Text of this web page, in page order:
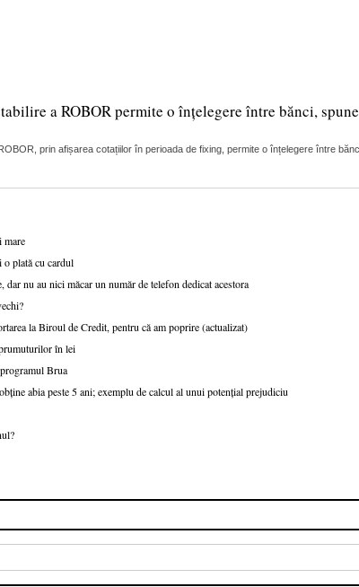
a ROBOR permite o înțelegere între bănci,
prin afișarea cotațiilor în perioada de fixing, permite o înțelegere între
mare
o plată cu cardul
nu au nici măcar un număr de telefon dedicat acestora
la Biroul de Credit, pentru că am poprire (actualizat)
în lei
Brua
abia peste 5 ani; exemplu de calcul al unui potențial prejudiciu